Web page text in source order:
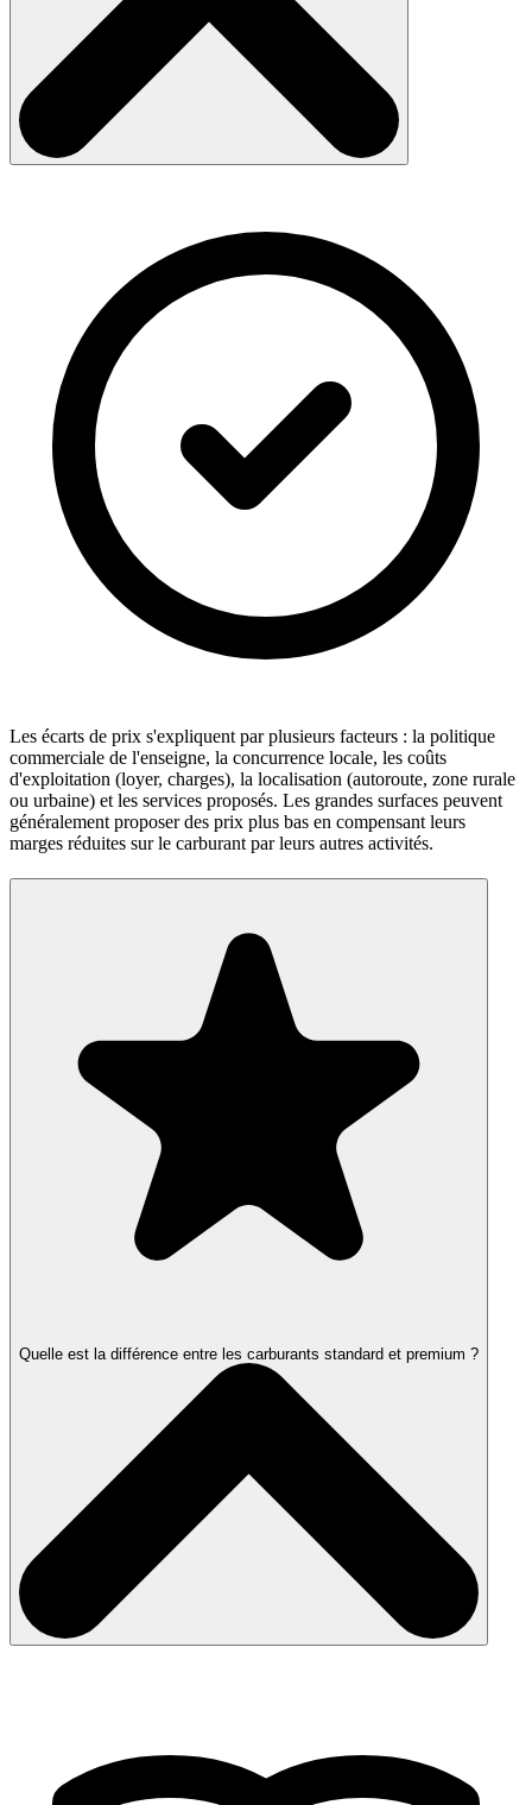
Les écarts de prix s'expliquent par plusieurs facteurs : la politique
commerciale de l'enseigne, la concurrence locale, les coûts
d'exploitation (loyer, charges), la localisation (autoroute, zone rurale
ou urbaine) et les services proposés. Les grandes surfaces peuvent
généralement proposer des prix plus bas en compensant leurs
marges réduites sur le carburant par leurs autres activités.
Quelle est la différence entre les carburants standard et premium ?